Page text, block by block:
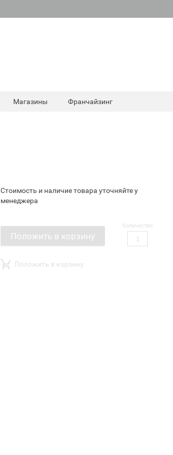
Магазины Франчайзинг
Стоимость и наличие товара уточняйте у
менеджера
Положить в корзину
Количество
Положить в корзину